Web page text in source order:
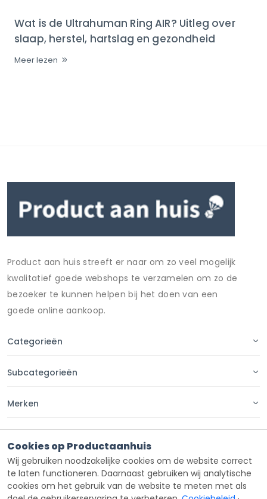
Wat is de Ultrahuman Ring AIR? Uitleg over
slaap, herstel, hartslag en gezondheid
Meer lezen
Product aan huis streeft er naar om zo veel mogelijk
kwalitatief goede webshops te verzamelen om zo de
bezoeker te kunnen helpen bij het doen van een
goede online aankoop.
Categorieën
Subcategorieën
Merken
Contact
Cookies op Productaanhuis
Wij gebruiken noodzakelijke cookies om de website correct
te laten functioneren. Daarnaast gebruiken wij analytische
cookies om het gebruik van de website te meten met als